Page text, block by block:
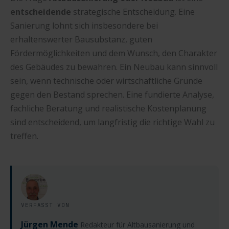
entscheidende strategische Entscheidung. Eine
Sanierung lohnt sich insbesondere bei
erhaltenswerter Bausubstanz, guten
Fördermöglichkeiten und dem Wunsch, den Charakter
des Gebäudes zu bewahren. Ein Neubau kann sinnvoll
sein, wenn technische oder wirtschaftliche Gründe
gegen den Bestand sprechen. Eine fundierte Analyse,
fachliche Beratung und realistische Kostenplanung
sind entscheidend, um langfristig die richtige Wahl zu
treffen.
VERFASST VON
Jürgen Mende Redakteur für Altbausanierung und